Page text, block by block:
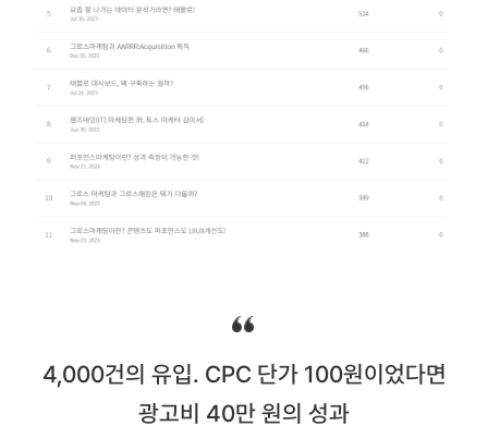
4,000건의 유입. CPC 단가 100원이었다면
광고비 40만 원의 성과